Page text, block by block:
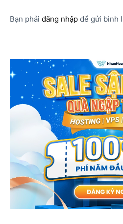
Bạn phải đăng nhập để gửi bình